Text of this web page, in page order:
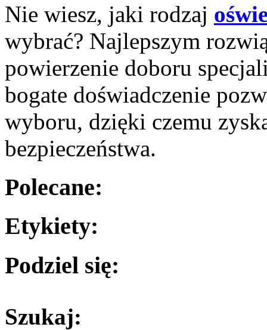
Nie wiesz, jaki rodzaj
wybrać? Najlepszym
powierzenie doboru
bogate doświadczenie
wyboru, dzięki czemu
bezpieczeństwa.
Polecane:
Etykiety:
Podziel się:
Szukaj: